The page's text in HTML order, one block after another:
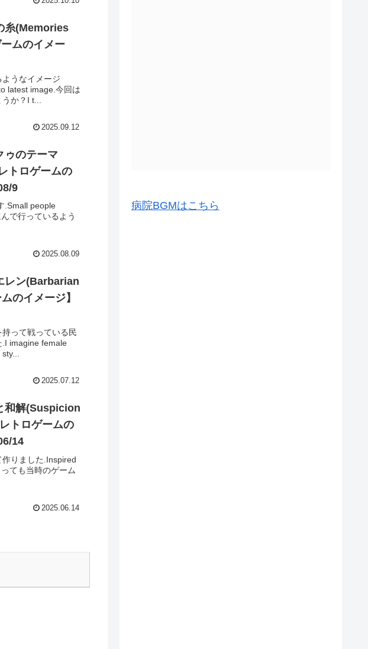
糸(Memories
ムのイメー
うなイメージ
latest image.今回は
か？I t...
2025.09.12
ゥのテーマ
トロゲームの
9
.Small people
で行っているよう
2025.08.09
レン(Barbarian
のイメージ】
って戦っている民
.I imagine female
2025.07.12
和解(Suspicion
トロゲームの
14
りました.Inspired
ても当時のゲーム
2025.06.14
病院BGMはこちら